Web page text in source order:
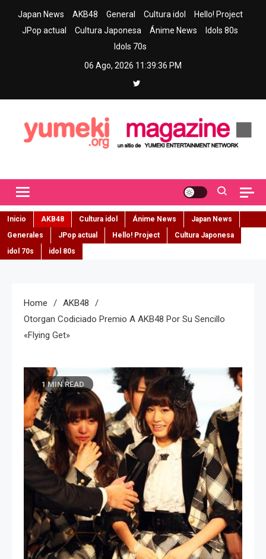
Japan News AKB48 General Cultura idol
Hello! Project
JPop actual
Cultura Japonesa Ánime News
Idols 80s
Idols 70s
06 Ago, 2026 11:39:37 PM
Inicio AKB48 Cultura idol Ánime News
Japan News
Generales
JPop actual Hello! Project
Cultura Japonesa
idol 70s
idol 80s
Home
AKB48
Otorgan Codiciado Premio A AKB48 Por Su Sencillo
«Flying Get»
1 MIN READ